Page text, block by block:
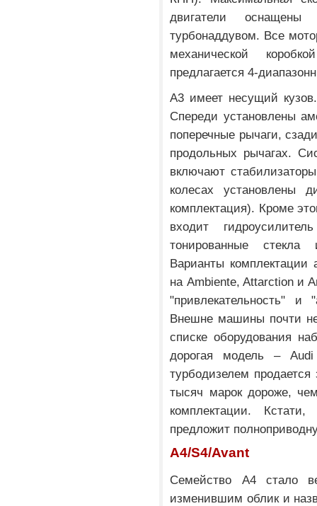
двигатели
турбонаддувом. Все
механической
предлагается 4-
A3 имеет несущий
Спереди установлены
поперечные рычаги,
продольных рычагах.
включают
колесах установлены
комплектация). Кроме
входит
тонированные стекла
Варианты комплектации
на Ambiente, Attarction и
"привлекательность"
Внешне машины почти
списке оборудования
дорогая модель –
турбодизелем
тысяч марок дороже,
комплектации.
предложит
A4/S4/Avant
Семейство A4 стало
изменившим облик и